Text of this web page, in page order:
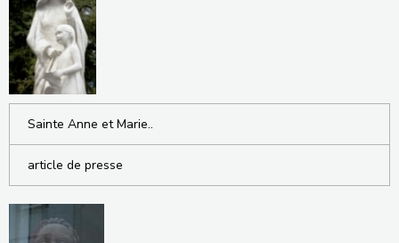
Sainte Anne et Marie..
article de presse